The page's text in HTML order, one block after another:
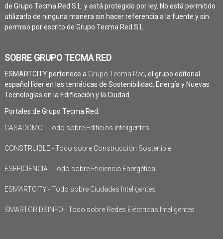
de Grupo Tecma Red S.L. y está protegido por ley. No está permitido
utilizarlo de ninguna manera sin hacer referencia a la fuente y sin
permiso por escrito de Grupo Tecma Red S.L.
SOBRE GRUPO TECMA RED
ESMARTCITY pertenece a Grupo Tecma Red, el grupo editorial
español líder en las temáticas de Sostenibilidad, Energía y Nuevas
Tecnologías en la Edificación y la Ciudad.
Portales de Grupo Tecma Red:
CASADOMO - Todo sobre Edificios Inteligentes
CONSTRUIBLE - Todo sobre Construcción Sostenible
ESEFICIENCIA - Todo sobre Eficiencia Energética
ESMARTCITY - Todo sobre Ciudades Inteligentes
SMARTGRIDSINFO - Todo sobre Redes Eléctricas Inteligentes